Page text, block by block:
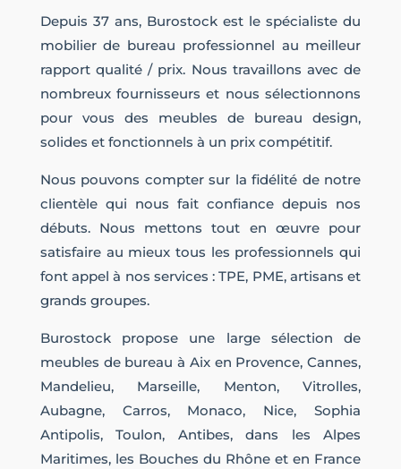
Depuis 37 ans, Burostock est le spécialiste du
mobilier de bureau professionnel au meilleur
rapport qualité / prix. Nous travaillons avec de
nombreux fournisseurs et nous sélectionnons
pour vous des meubles de bureau design,
solides et fonctionnels à un prix compétitif.
Nous pouvons compter sur la fidélité de notre
clientèle qui nous fait confiance depuis nos
débuts. Nous mettons tout en œuvre pour
satisfaire au mieux tous les professionnels qui
font appel à nos services : TPE, PME, artisans et
grands groupes.
Burostock propose une large sélection de
meubles de bureau à Aix en Provence, Cannes,
Mandelieu, Marseille, Menton, Vitrolles,
Aubagne, Carros, Monaco, Nice, Sophia
Antipolis, Toulon, Antibes, dans les Alpes
Maritimes, les Bouches du Rhône et en France